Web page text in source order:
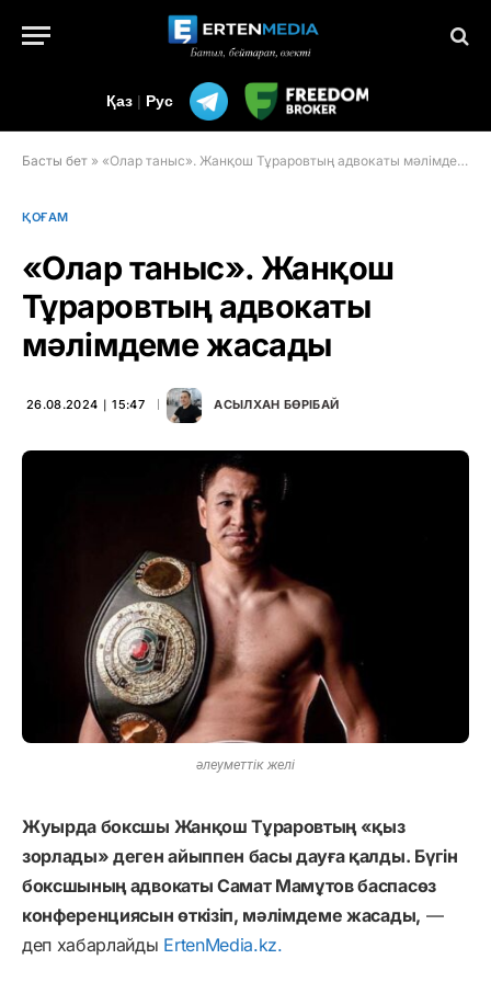
Қаз | Рус
Басты бет » «Олар таныс». Жанқош Тұраровтың адвокаты мәлімдеме жасады
ҚОҒАМ
«Олар таныс». Жанқош
Тұраровтың адвокаты
мәлімдеме жасады
26.08.2024 ∣ 15:47 АСЫЛХАН БӨРІБАЙ
әлеуметтік желі
Жуырда боксшы Жанқош Тұраровтың «қыз
зорлады» деген айыппен басы дауға қалды. Бүгін
боксшының адвокаты Самат Мамұтов баспасөз
конференциясын өткізіп, мәлімдеме жасады, —
деп хабарлайды ErtenMedia.kz.